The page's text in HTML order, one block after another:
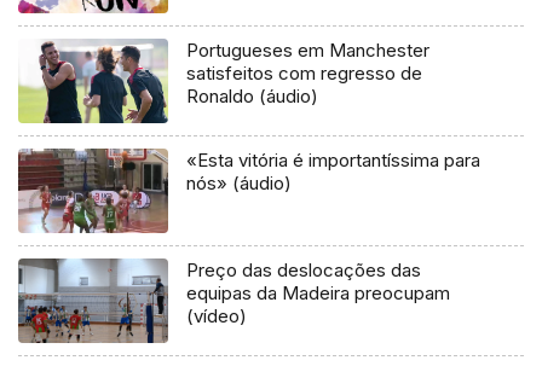
Portugueses em Manchester
satisfeitos com regresso de
Ronaldo (áudio)
«Esta vitória é importantíssima para
nós» (áudio)
Preço das deslocações das
equipas da Madeira preocupam
(vídeo)